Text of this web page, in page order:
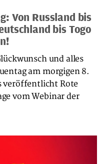
Von Russland bis
bis Togo
und alles
am morgigen 8.
veröffentlicht Rote
vom Webinar der